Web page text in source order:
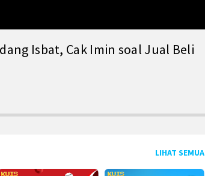
Isbat, Cak Imin soal Jual Beli
LIHAT SEMUA